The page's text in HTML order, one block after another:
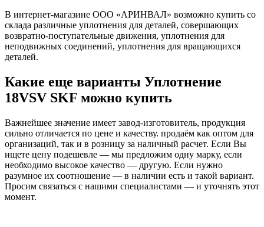
В интернет-магазине ООО «АРИНВАЛ» возможно купить со
склада различные уплотнения для деталей, совершающих
возвратно-поступательные движения, уплотнения для
неподвижных соединений, уплотнения для вращающихся
деталей.
Какие еще варианты Уплотнение
18VSV SKF можно купить
Важнейшее значение имеет завод-изготовитель, продукция
сильно отличается по цене и качеству. продаём как оптом для
организаций, так и в розницу за наличный расчет. Если Вы
ищете цену подешевле — мы предложим одну марку, если
необходимо высокое качество — другую. Если нужно
разумное их соотношение — в наличии есть и такой вариант.
Просим связаться с нашими специалистами — и уточнять этот
момент.